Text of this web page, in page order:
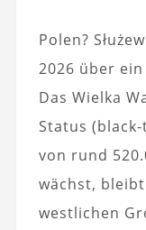
Polen?
2026 über
Das Wielka
Status
von rund
wächst,
westlichen